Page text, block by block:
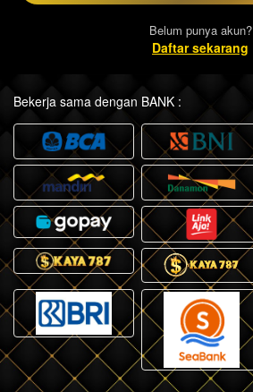
Belum punya akun?
Daftar sekarang
Bekerja sama dengan BANK :